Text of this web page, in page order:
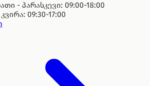
- პარასკევი: 09:00-18:00
09:30-17:00